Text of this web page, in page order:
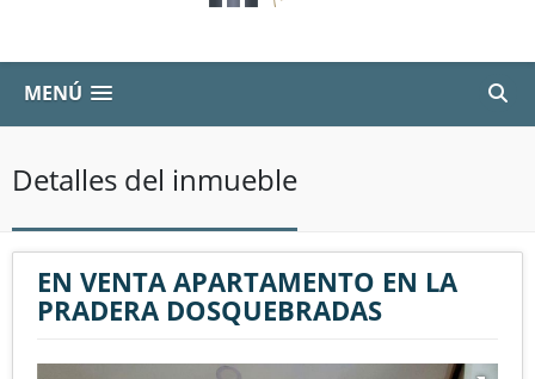
MENÚ
Detalles del inmueble
EN VENTA APARTAMENTO EN LA
PRADERA DOSQUEBRADAS